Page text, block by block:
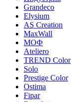
Grandeco
Elysium
AS Creation
MaxWall
МОФ
Ateliero
TREND Color
Solo
Prestige Color
Ostima
Fipar